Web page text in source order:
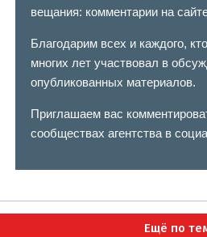
вещания: комментарии на
Благодарим всех и каждого,
многих лет участвовал в
опубликованных материалов.
Приглашаем вас
сообществах агентства в
Ещё по